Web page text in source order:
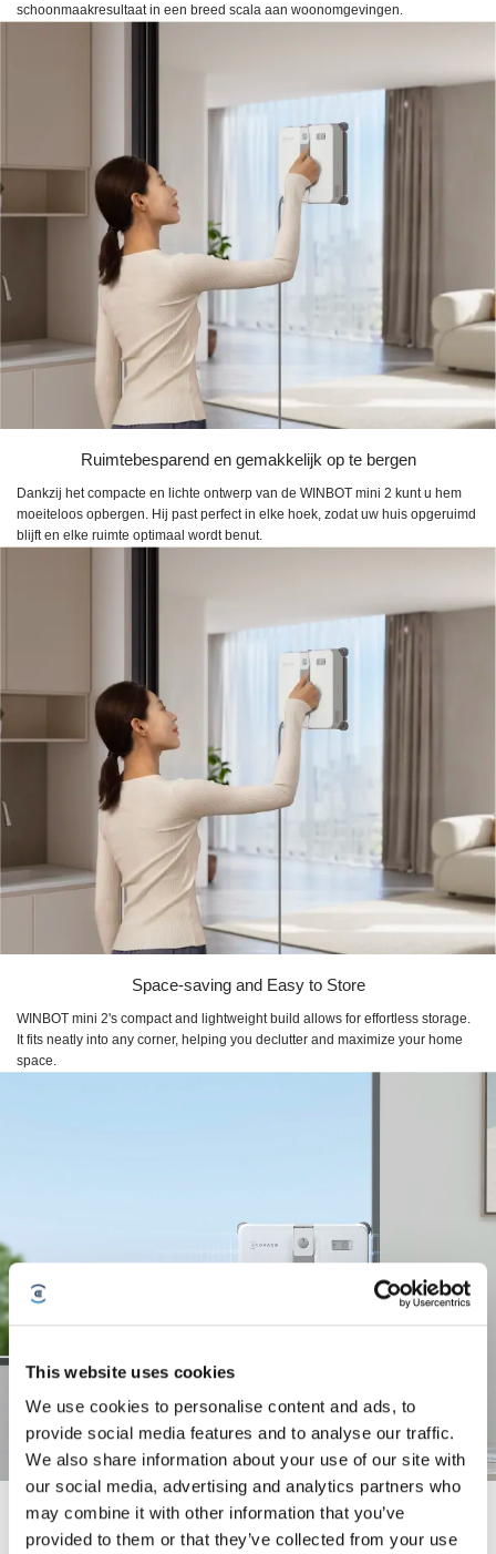
This website uses cookies
We use cookies to personalise content and ads, to
provide social media features and to analyse our traffic.
We also share information about your use of our site with
our social media, advertising and analytics partners who
may combine it with other information that you’ve
provided to them or that they’ve collected from your use
schoonmaakresultaat in een breed scala aan woonomgevingen.
Ruimtebesparend en gemakkelijk op te bergen
Dankzij het compacte en lichte ontwerp van de WINBOT mini 2 kunt u hem
moeiteloos opbergen. Hij past perfect in elke hoek, zodat uw huis opgeruimd
blijft en elke ruimte optimaal wordt benut.
Space-saving and Easy to Store
WINBOT mini 2's compact and lightweight build allows for effortless storage.
It fits neatly into any corner, helping you declutter and maximize your home
space.
Elke vlek verwijderen, elke rand bereiken
De WINBOT mini 2 heeft verbeterde borstels op alle vier de hoeken, nu met